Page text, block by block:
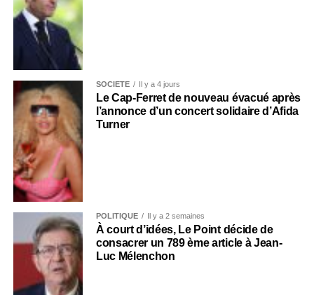
SOCIÉTÉ Il y a 4 jours
Le Cap-Ferret de nouveau évacué après
l’annonce d’un concert solidaire d’Afida
Turner
POLITIQUE Il y a 2 semaines
À court d’idées, Le Point décide de
consacrer un 789 ème article à Jean-
Luc Mélenchon